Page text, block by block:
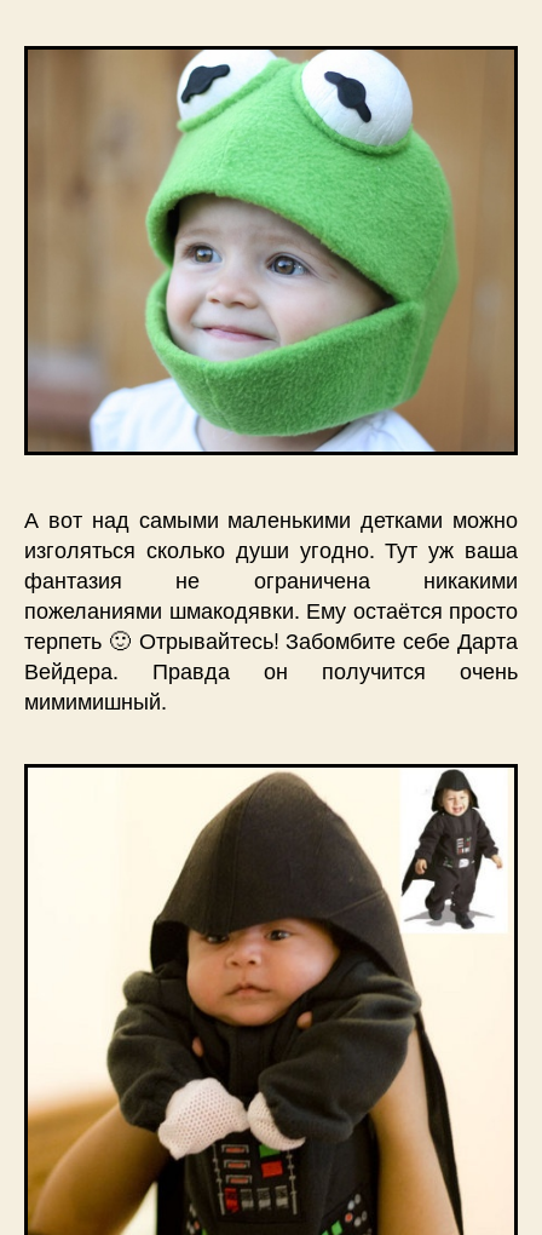
А вот над самыми маленькими детками можно
изголяться сколько души угодно. Тут уж ваша
фантазия не ограничена никакими
пожеланиями шмакодявки. Ему остаётся просто
терпеть 🙂 Отрывайтесь! Забомбите себе Дарта
Вейдера. Правда он получится очень
мимимишный.